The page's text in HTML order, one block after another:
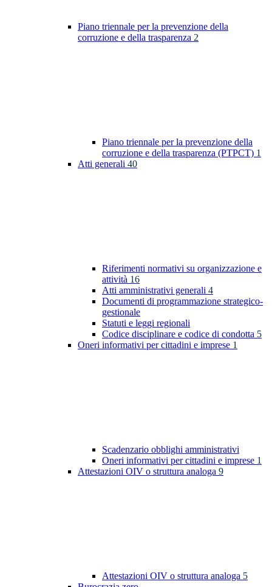
Piano triennale per la prevenzione della
corruzione e della trasparenza 2
Piano triennale per la prevenzione della
corruzione e della trasparenza (PTPCT) 1
Atti generali 40
Riferimenti normativi su organizzazione e
attività 16
Atti amministrativi generali 4
Documenti di programmazione strategico-
gestionale
Statuti e leggi regionali
Codice disciplinare e codice di condotta 5
Oneri informativi per cittadini e imprese 1
Scadenzario obblighi amministrativi
Oneri informativi per cittadini e imprese 1
Attestazioni OIV o struttura analoga 9
Attestazioni OIV o struttura analoga 5